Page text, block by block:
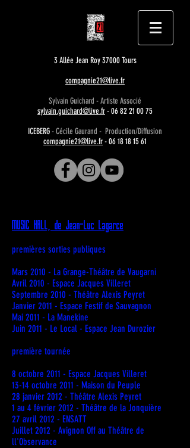
3 Allée Jean Roy 37000 Tours
compagnie21@live.fr
Sylvain Guichard - Artiste Associé
sylvain.guichard@live.fr-06 82 21 00 75
ICEBERG- Cécile Gaurand - Production/Diffusion
compagnie21@live.fr-06 18 18 15 61
MUSIC HALL, de Jean-Luc Lagarce
premières sorties publiques
Mars 2010 - La Grange-Théâtre de Vaugarni
Avril 2010 - Espace Jacques Villeret
Septembre 2010 - Théâtre Alexis Peyret
Janvier 2011 - Espace Festif de Sauvagnon
Mai 2011 - La Manekine
Juin 2011 - Le Local - Espace Jean Durozier
première tournée
8 octobre 2011 - Espace Jacques Villeret
13-14 octobre 2011 - Maison du Peuple
28 janvier 2012 - Théâtre Alexis Peyret
1 au 4 février 2012 - Théâtre de la Jonquière
27 avril 2012 - ENSATT
Juillet 2012 - Avignon Off au Théâtre de
ll'Observance